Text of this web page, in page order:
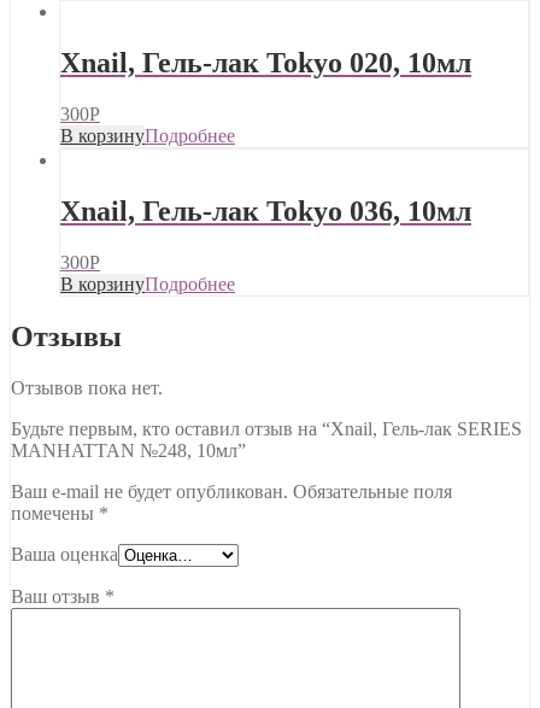
Xnail, Гель-лак Tokyo 020, 10мл
300Р
В корзинуПодробнее
Xnail, Гель-лак Tokyo 036, 10мл
300Р
В корзинуПодробнее
Отзывы
Отзывов пока нет.
Будьте первым, кто оставил отзыв на “Xnail, Гель-лак SERIES
MANHATTAN №248, 10мл”
Ваш e-mail не будет опубликован. Обязательные поля
помечены *
Ваша оценка
Ваш отзыв *